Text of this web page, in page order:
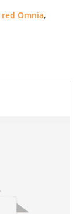
red Omnia,